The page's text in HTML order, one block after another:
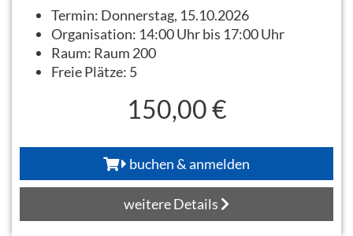
Termin: Donnerstag, 15.10.2026
Organisation: 14:00 Uhr bis 17:00 Uhr
Raum: Raum 200
Freie Plätze: 5
150,00 €
buchen & anmelden
weitere Details